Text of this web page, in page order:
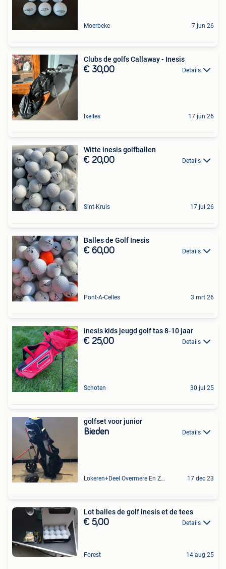
Moerbeke 7 jun 26
Clubs de golfs Callaway - Inesis
€ 30,00 Details
Ixelles 17 jun 26
Witte inesis golfballen
€ 20,00 Details
Sint-Kruis 17 jul 26
Balles de Golf Inesis
€ 60,00 Details
Pont-A-Celles 3 mrt 26
Inesis kids jeugd golf tas 8-10 jaar
€ 25,00 Details
Schoten 30 jul 25
golfset voor junior
Bieden Details
Lokeren+Deel Overmere En Zele 17 dec 23
Lot balles de golf inesis et de tees
€ 5,00 Details
Forest 14 aug 25